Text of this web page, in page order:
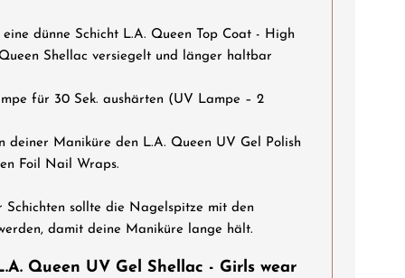
dünne Schicht L.A. Queen Top Coat - High
Shellac versiegelt und länger haltbar
für 30 Sek. aushärten (UV Lampe – 2
deiner Maniküre den L.A. Queen UV Gel Polish
Foil Nail Wraps.
sollte die Nagelspitze mit den
damit deine Maniküre lange hält.
Queen UV Gel Shellac - Girls wear